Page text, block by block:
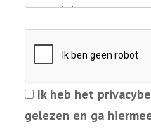
Ik heb het
gelezen en ga